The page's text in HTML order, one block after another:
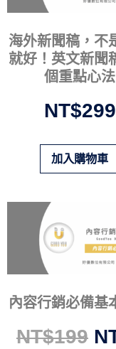
海外新聞稿，不
就好！英文新聞
個重點心法
NT$299
加入購物車
內容行銷必備基
NT$199